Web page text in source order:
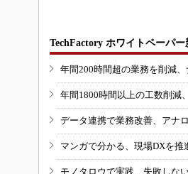
TechFactory ホワイトペーパー
年間200時間超の業務を削減
年間1800時間以上の工数削減
データ連携で業務改善、アナ
マンガで分かる、現場DXを
モノタロウで実践、失敗しな